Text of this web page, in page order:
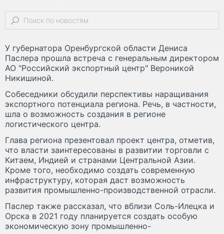
У губернатора Оренбургской области Дениса
Паслера прошла встреча с генеральным директором
АО "Российский экспортный центр" Вероникой
Никишиной.
Собеседники обсудили перспективы наращивания
экспортного потенциала региона. Речь, в частности,
шла о возможность создания в регионе
логистического центра.
Глава региона презентовал проект центра, отметив,
что власти заинтересованы в развитии торговли с
Китаем, Индией и странами Центральной Азии.
Кроме того, необходимо создать современную
инфраструктуру, которая даст возможность
развития промышленно-производственной отрасли.
Паслер также рассказал, что вблизи Соль-Илецка и
Орска в 2021 году планируется создать особую
экономическую зону промышленно-